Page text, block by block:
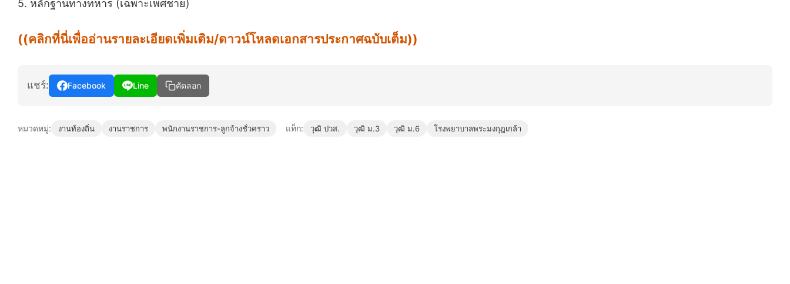
5. หลักฐานทางทหาร (เฉพาะเพศชาย)
((คลิกที่นี่เพื่ออ่านรายละเอียดเพิ่มเติม/ดาวน์โหลดเอกสารประกาศฉบับเต็ม))
แชร์: Facebook Line คัดลอก
หมวดหมู่: งานท้องถิ่น งานราชการ พนักงานราชการ-ลูกจ้างชั่วคราว แท็ก: วุฒิ ปวส. วุฒิ ม.3 วุฒิ ม.6 โรงพยาบาลพระมงกุฎเกล้า